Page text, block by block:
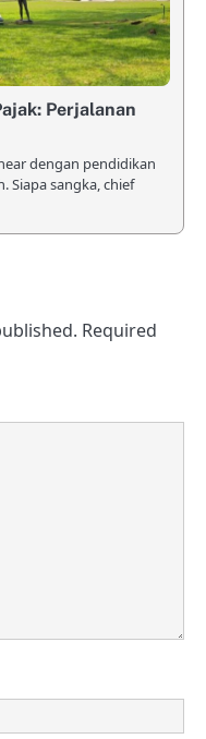
Perjalanan
dengan pendidikan
Siapa sangka, chief
Required